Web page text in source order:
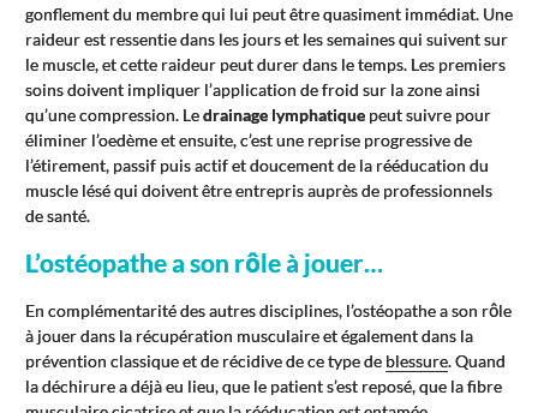
gonflement du membre qui lui peut être quasiment immédiat. Une
raideur est ressentie dans les jours et les semaines qui suivent sur
le muscle, et cette raideur peut durer dans le temps. Les premiers
soins doivent impliquer l’application de froid sur la zone ainsi
qu’une compression. Ledrainage lymphatique peut suivre pour
éliminer l’oedème et ensuite, c’est une reprise progressive de
l’étirement, passif puis actif et doucement de la rééducation du
muscle lésé qui doivent être entrepris auprès de professionnels
de santé.
L’ostéopathe a son rôle à jouer…
En complémentarité des autres disciplines, l’ostéopathe a son rôle
à jouer dans la récupération musculaire et également dans la
prévention classique et de récidive de ce type de blessure. Quand
la déchirure a déjà eu lieu, que le patient s’est reposé, que la fibre